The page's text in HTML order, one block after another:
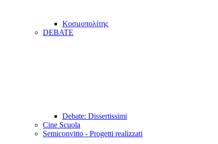
Κοσμοπολίτης
DEBATE
Debate: Dissertissimi
Cine Scuola
Semiconvitto - Progetti realizzati